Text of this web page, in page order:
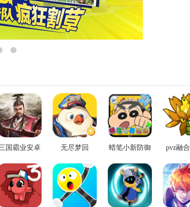
国霸业安卓
版
无尽梦回 蜡笔小新防御 pvz融
顶